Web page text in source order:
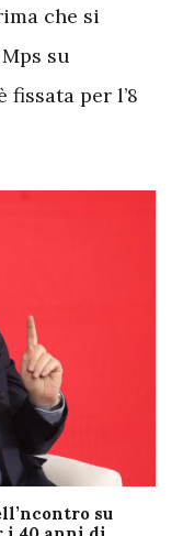
che si
su
fissata per l’8
su